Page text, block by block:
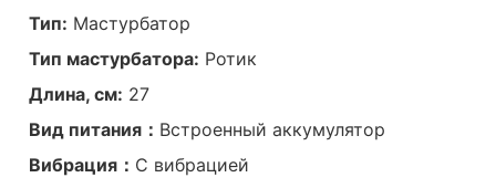
Тип: Мастурбатор
Тип мастурбатора: Ротик
Длина, см: 27
Вид питания： Встроенный аккумулятор
Вибрация： С вибрацией